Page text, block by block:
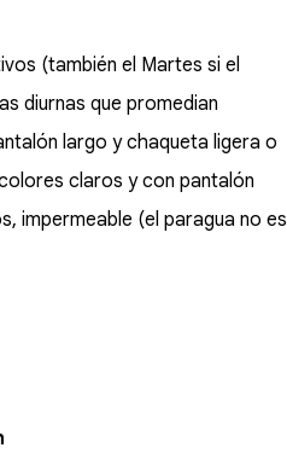
(también el Martes si el
diurnas que promedian
largo y chaqueta ligera o
claros y con pantalón
impermeable (el paragua no es